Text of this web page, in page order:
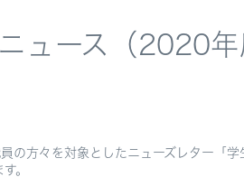
ュース（2020
の方々を対象としたニューズレター「学
す。